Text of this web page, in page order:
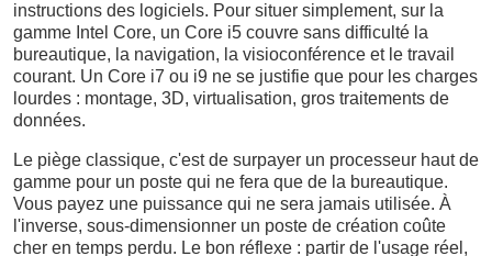
instructions des logiciels. Pour situer simplement, sur la
gamme Intel Core, un Core i5 couvre sans difficulté la
bureautique, la navigation, la visioconférence et le travail
courant. Un Core i7 ou i9 ne se justifie que pour les charges
lourdes : montage, 3D, virtualisation, gros traitements de
données.
Le piège classique, c'est de surpayer un processeur haut de
gamme pour un poste qui ne fera que de la bureautique.
Vous payez une puissance qui ne sera jamais utilisée. À
l'inverse, sous-dimensionner un poste de création coûte
cher en temps perdu. Le bon réflexe : partir de l'usage réel,